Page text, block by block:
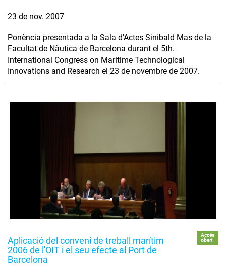
23 de nov. 2007
Ponència presentada a la Sala d'Actes Sinibald Mas de la
Facultat de Nàutica de Barcelona durant el 5th.
International Congress on Maritime Technological
Innovations and Research el 23 de novembre de 2007.
Aplicació del conveni de treball marítim
2006 de l'OIT i el seu efecte al Port de
Barcelona
Accés
obert